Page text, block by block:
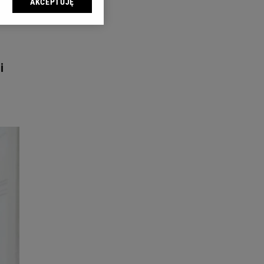
sp. z o.o., jej
Zmiana ustawień
celów identyfikacji.
reklam i treści,